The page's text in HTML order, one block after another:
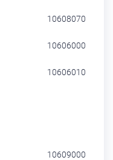
10608070
10606000
10606010
10609000